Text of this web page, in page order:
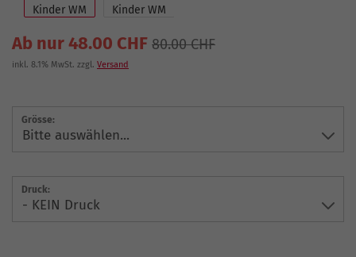
Ab nur 48.00 CHF 80.00 CHF
inkl. 8.1% MwSt. zzgl. Versand
Grösse:
Druck: